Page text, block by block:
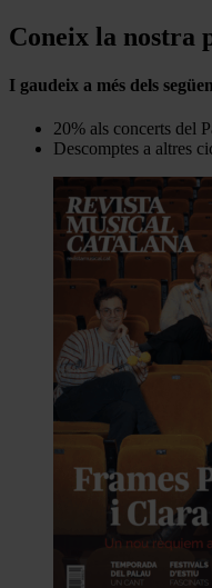
Coneix la nostra
I gaudeix a més dels
20% als concerts del
Descomptes a altres